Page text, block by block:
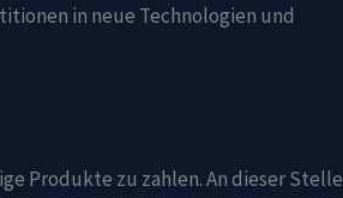
in neue Technologien und
Produkte zu zahlen. An dieser Stelle